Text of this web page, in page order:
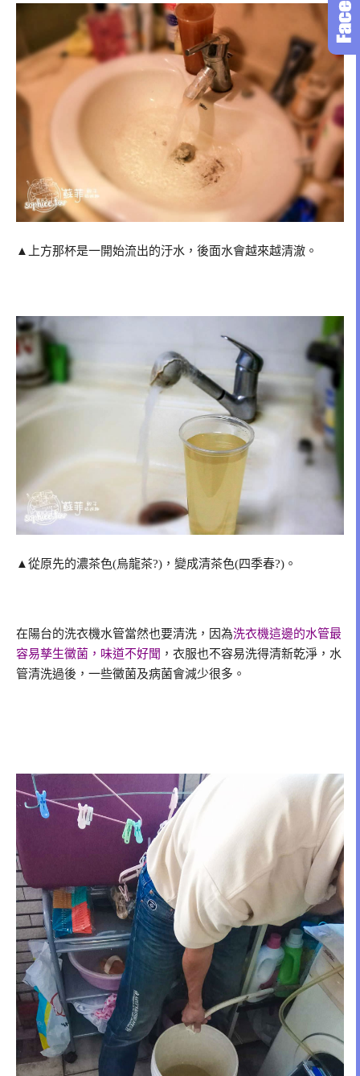
▲上方那杯是一開始流出的汙水，後面水會越來越清澈。
▲從原先的濃茶色(烏龍茶?)，變成清茶色(四季春?)。
在陽台的洗衣機水管當然也要清洗，因為洗衣機這邊的水管最
容易孳生黴菌，味道不好聞 ，衣服也不容易洗得清新乾淨，水
管清洗過後，一些黴菌及病菌會減少很多。